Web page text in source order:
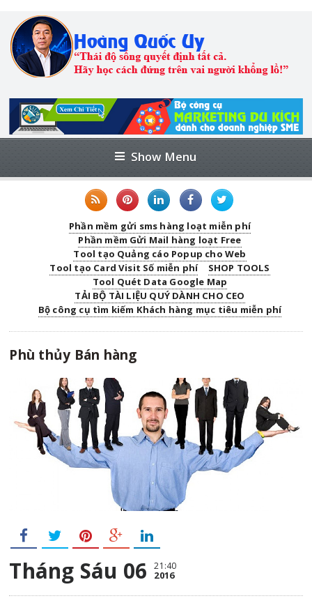
Show Menu
Phần mềm gửi sms hàng loạt miễn phí
Phần mềm Gửi Mail hàng loạt Free
Tool tạo Quảng cáo Popup cho Web
Tool tạo Card Visit Số miễn phí
SHOP TOOLS
Tool Quét Data Google Map
TẢI BỘ TÀI LIỆU QUÝ DÀNH CHO CEO
Bộ công cụ tìm kiếm Khách hàng mục tiêu miễn phí
Phù thủy Bán hàng
Tháng Sáu 06 21:40
2016